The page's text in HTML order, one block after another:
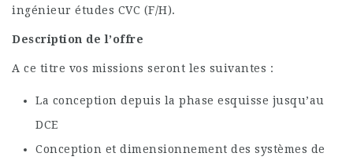
ingénieur études CVC (F/H).
Description de l’offre
A ce titre vos missions seront les suivantes :
La conception depuis la phase esquisse jusqu’au
DCE
Conception et dimensionnement des systèmes de